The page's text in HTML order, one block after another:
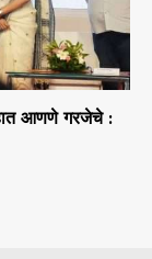
आणणे गरजेचे :